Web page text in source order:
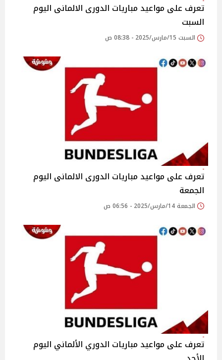
تعرف على مواعيد مباريات الدورى الالمانى اليوم
السبت
السبت 15/مارس/2025 - 08:38 ص
تعرف على مواعيد مباريات الدورى الالمانى اليوم
الجمعة
الجمعة 14/مارس/2025 - 06:56 ص
تعرف على مواعيد مباريات الدوري الألماني اليوم